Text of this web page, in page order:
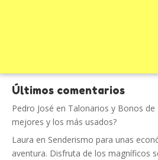
Últimos comentarios
Pedro José en Talonarios y Bonos de
mejores y los más usados?
Laura en Senderismo para unas
aventura. Disfruta de los magníficos